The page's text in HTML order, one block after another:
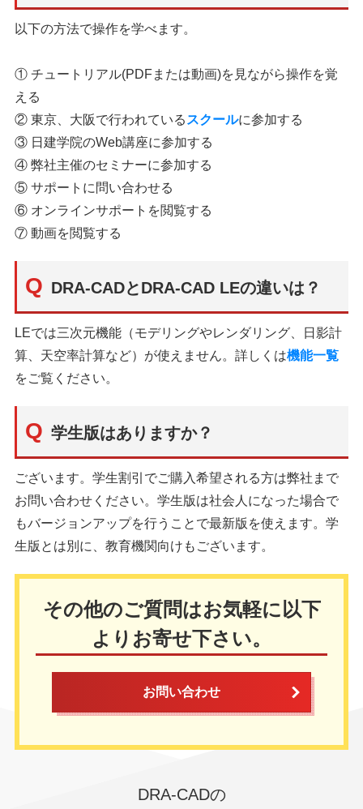
以下の方法で操作を学べます。
① チュートリアル(PDFまたは動画)を見ながら操作を覚
える
② 東京、大阪で行われているスクールに参加する
③ 日建学院のWeb講座に参加する
④ 弊社主催のセミナーに参加する
⑤ サポートに問い合わせる
⑥ オンラインサポートを閲覧する
⑦ 動画を閲覧する
DRA-CADとDRA-CAD LEの違いは？
LEでは三次元機能（モデリングやレンダリング、日影計
算、天空率計算など）が使えません。詳しくは機能一覧
をご覧ください。
学生版はありますか？
ございます。学生割引でご購入希望される方は弊社まで
お問い合わせください。学生版は社会人になった場合で
もバージョンアップを行うことで最新版を使えます。学
生版とは別に、教育機関向けもございます。
その他のご質問はお気軽に以下
よりお寄せ下さい。
お問い合わせ
DRA-CADの